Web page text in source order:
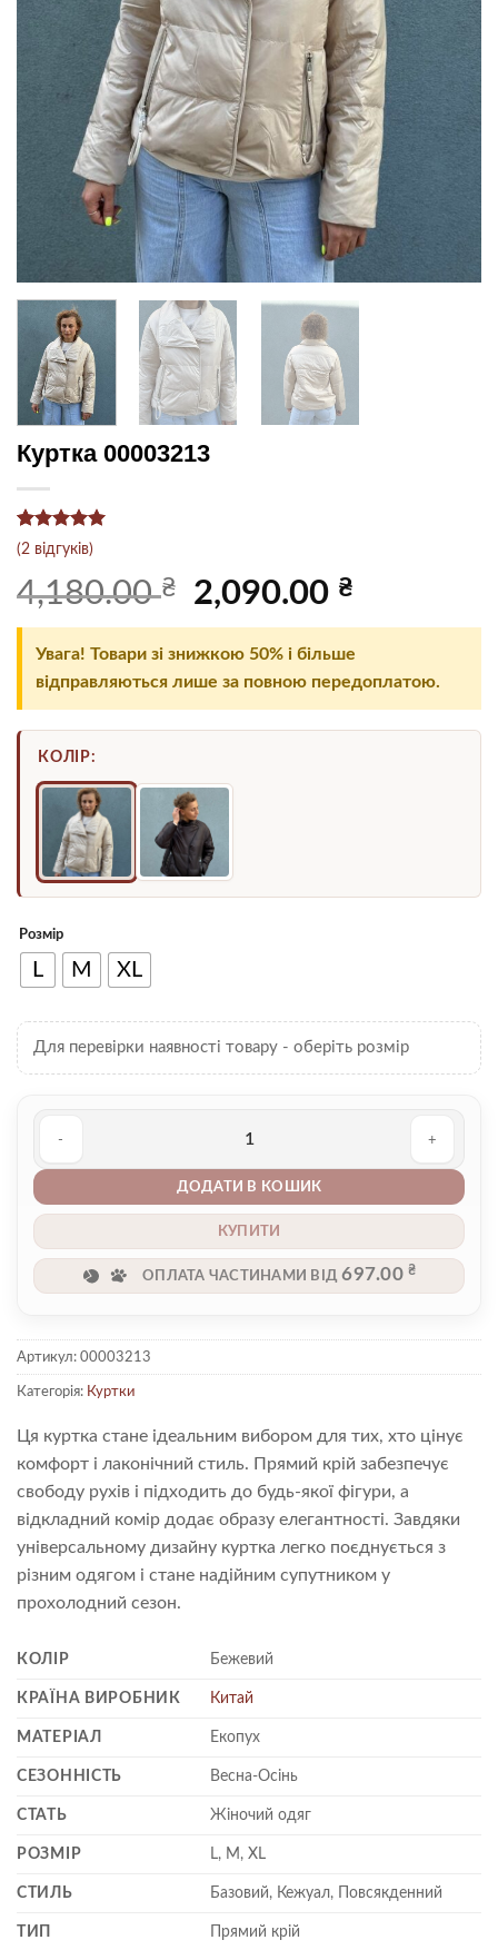
Куртка 00003213
Рейтинг5
з 5 на
основі
опитування
2
(2 відгуків)
4,180.00₴
Оригінальна
ціна:
4,180.00 ₴.
2,090.00 ₴
Увага! Товари зі знижкою 50% і більше
відправляються лише за повною передоплатою.
КОЛІР:
Розмір
L M XL
Для перевірки наявності товару - оберіть розмір
ДОДАТИ В КОШИК
КУПИТИ
ОПЛАТА ЧАСТИНАМИ ВІД697.00₴
Артикул: 00003213
Категорія: Куртки
Ця куртка стане ідеальним вибором для тих, хто цінує
комфорт і лаконічний стиль. Прямий крій забезпечує
свободу рухів і підходить до будь-якої фігури, а
відкладний комір додає образу елегантності. Завдяки
універсальному дизайну куртка легко поєднується з
різним одягом і стане надійним супутником у
прохолодний сезон.
КОЛІР Бежевий
КРАЇНА ВИРОБНИК Китай
МАТЕРІАЛ Екопух
СЕЗОННІСТЬ Весна-Осінь
СТАТЬ Жіночий одяг
РОЗМІР L, M, XL
СТИЛЬ Базовий, Кежуал, Повсякденний
ТИП Прямий крій